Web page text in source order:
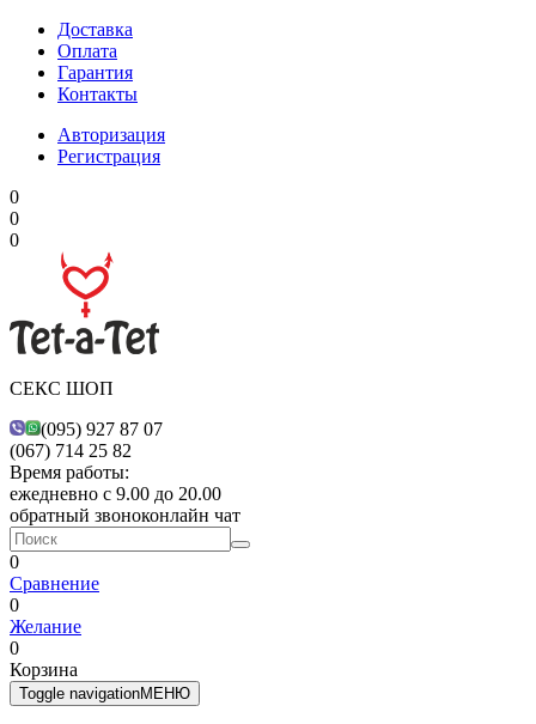
Доставка
Оплата
Гарантия
Контакты
Авторизация
Регистрация
0
0
0
СЕКС ШОП
(095) 927 87 07
(067) 714 25 82
Время работы:
ежедневно с 9.00 до 20.00
обратный звоноконлайн чат
0
Сравнение
0
Желание
0
Корзина
Toggle navigationМЕНЮ